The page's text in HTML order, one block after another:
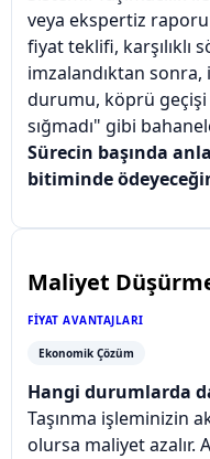
veya ekspertiz
fiyat teklifi, karşılıklı
imzalandıktan
durumu, köprü geçişi
sığmadı" gibi
Sürecin başında
bitiminde
Maliyet
FIYAT AVANTAJLARI
Ekonomik Çözüm
Hangi durumlarda
Taşınma işleminizin
olursa maliyet azalır.